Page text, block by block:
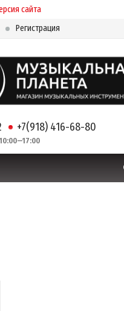
сайта
Регистрация
+7(918) 416-68-80